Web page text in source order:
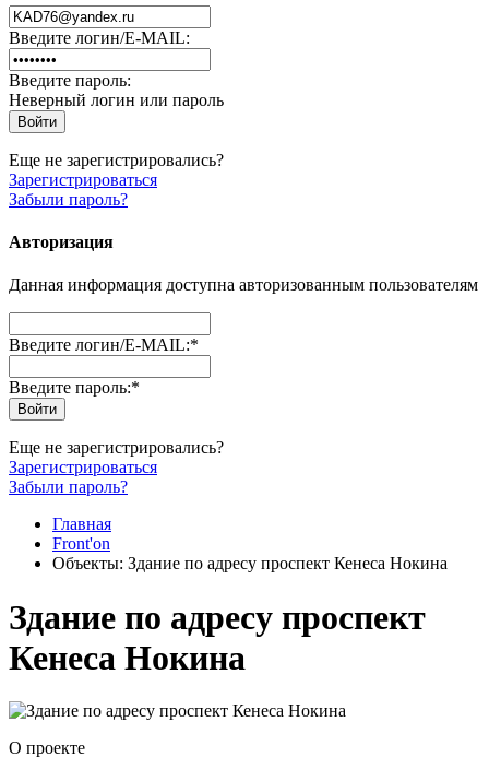
Введите логин/E-MAIL:
Введите пароль:
Неверный логин или пароль
Еще не зарегистрировались?
Зарегистрироваться
Забыли пароль?
Авторизация
Данная информация доступна авторизованным пользователям
Введите логин/E-MAIL:*
Введите пароль:*
Еще не зарегистрировались?
Зарегистрироваться
Забыли пароль?
Главная
Front'on
Объекты: Здание по адресу проспект Кенеса Нокина
Здание по адресу проспект
Кенеса Нокина
О проекте